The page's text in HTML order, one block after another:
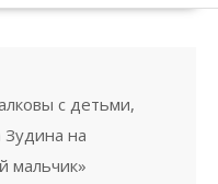
с детьми,
Зудина на
мальчик»